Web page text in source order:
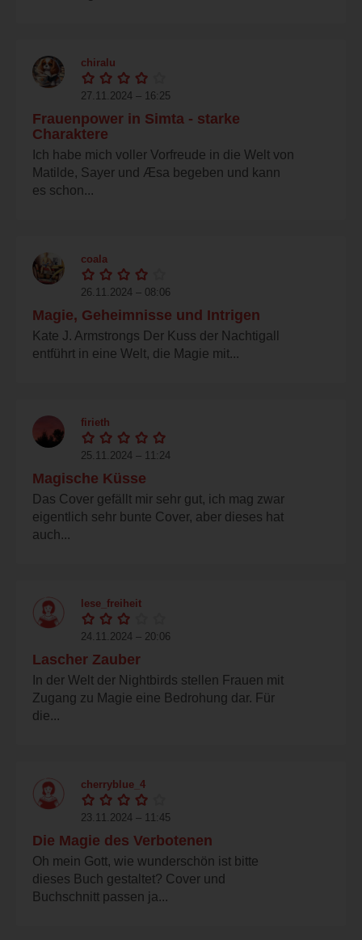
chiralu
27.11.2024 – 16:25
Frauenpower in Simta - starke
Charaktere
Ich habe mich voller Vorfreude in die Welt von
Matilde, Sayer und Æsa begeben und kann
es schon...
coala
26.11.2024 – 08:06
Magie, Geheimnisse und Intrigen
Kate J. Armstrongs Der Kuss der Nachtigall
entführt in eine Welt, die Magie mit...
firieth
25.11.2024 – 11:24
Magische Küsse
Das Cover gefällt mir sehr gut, ich mag zwar
eigentlich sehr bunte Cover, aber dieses hat
auch...
lese_freiheit
24.11.2024 – 20:06
Lascher Zauber
In der Welt der Nightbirds stellen Frauen mit
Zugang zu Magie eine Bedrohung dar. Für
die...
cherryblue_4
23.11.2024 – 11:45
Die Magie des Verbotenen
Oh mein Gott, wie wunderschön ist bitte
dieses Buch gestaltet? Cover und
Buchschnitt passen ja...